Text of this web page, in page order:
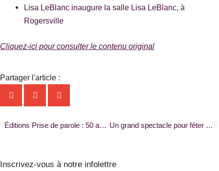
Lisa LeBlanc inaugure la salle Lisa LeBlanc, à
Rogersville
Cliquez-ici pour consulter le contenu original
Partager l'article :
Précédent Éditions Prise de parole : 50 ans à faire rayonner la littérature franco-ontarienne |RADIO-CANADA| Un grand spectacle pour fêter le centenaire des soins de santé en français à Moncton |RADIO-CANADA|
Inscrivez-vous à notre infolettre